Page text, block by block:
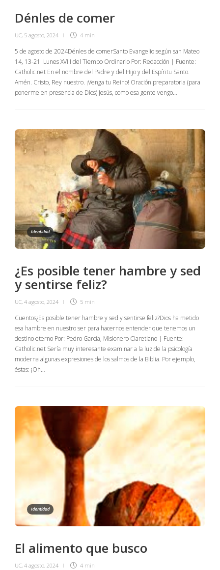
Dénles de comer
UC, 5 agosto, 2024 4 min
5 de agosto de 2024Dénles de comerSanto Evangelio según san Mateo
14, 13-21. Lunes XVIII del Tiempo Ordinario Por: Redacción | Fuente:
Catholic.net En el nombre del Padre y del Hijo y del Espíritu Santo.
Amén. Cristo, Rey nuestro. ¡Venga tu Reino! Oración preparatoria (para
ponerme en presencia de Dios) Jesús, como esa gente vengo…
Identidad
¿Es posible tener hambre y sed
y sentirse feliz?
UC, 4 agosto, 2024 5 min
Cuentos¿Es posible tener hambre y sed y sentirse feliz?Dios ha metido
esa hambre en nuestro ser para hacernos entender que tenemos un
destino eterno Por: Pedro García, Misionero Claretiano | Fuente:
Catholic.net Sería muy interesante examinar a la luz de la psicología
moderna algunas expresiones de los salmos de la Biblia. Por ejemplo,
éstas: ¡Oh…
Identidad
El alimento que busco
UC, 4 agosto, 2024 4 min